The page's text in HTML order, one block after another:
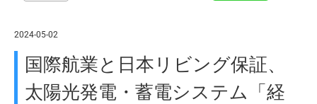
2024-05-02
国際航業と日本リビング保証、
太陽光発電・蓄電システム「経